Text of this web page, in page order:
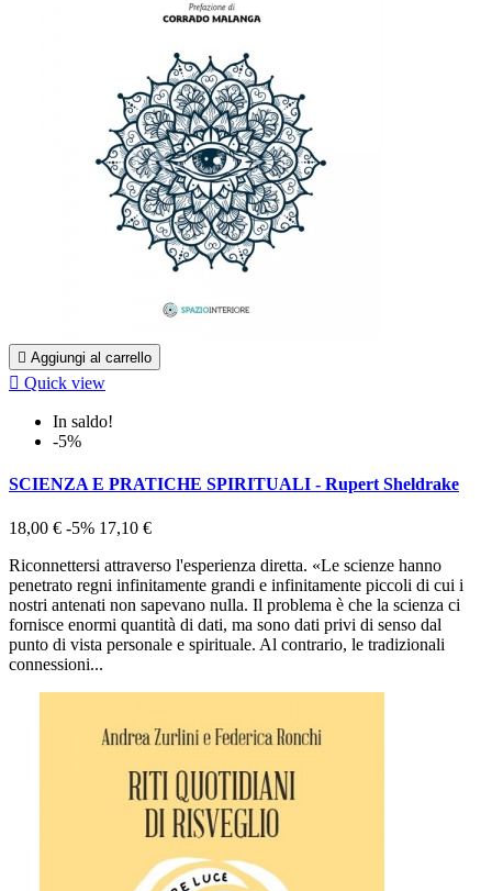
 Aggiungi al carrello
 Quick view
In saldo!
-5%
SCIENZA E PRATICHE SPIRITUALI - Rupert Sheldrake
18,00 € -5% 17,10 €
Riconnettersi attraverso l'esperienza diretta. «Le scienze hanno
penetrato regni infinitamente grandi e infinitamente piccoli di cui i
nostri antenati non sapevano nulla. Il problema è che la scienza ci
fornisce enormi quantità di dati, ma sono dati privi di senso dal
punto di vista personale e spirituale. Al contrario, le tradizionali
connessioni...